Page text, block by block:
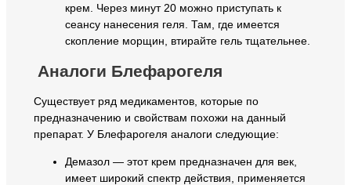
крем. Через минут 20 можно приступать к
сеансу нанесения геля. Там, где имеется
скопление морщин, втирайте гель тщательнее.
Аналоги Блефарогеля
Существует ряд медикаментов, которые по
предназначению и свойствам похожи на данный
препарат. У Блефарогеля аналоги следующие:
Демазол — этот крем предназначен для век,
имеет широкий спектр действия, применяется